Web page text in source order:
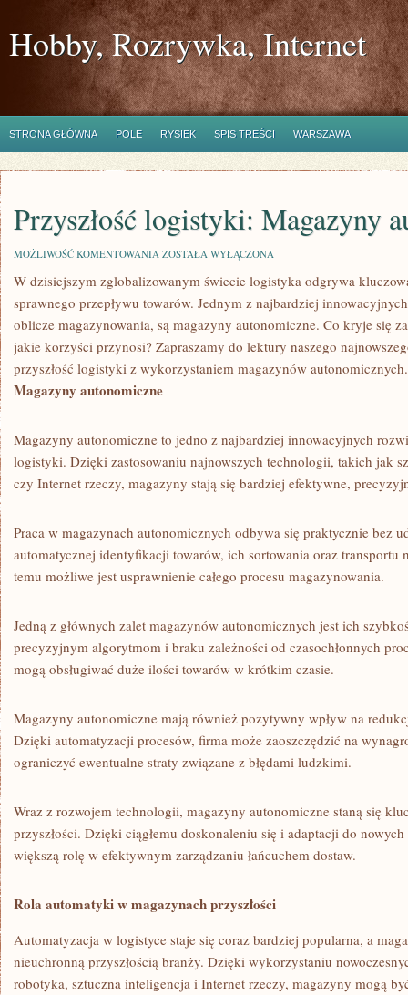
Hobby, Rozrywka, Internet
STRONA GŁÓWNA POLE RYSIEK SPIS TREŚCI WARSZAWA
Przyszłość logistyki: Magazyny
MOŻLIWOŚĆ KOMENTOWANIA PRZYSZŁOŚĆ
MAGAZYNY
AUTONOMICZNE
ZOSTAŁA WYŁĄCZONA
W dzisiejszym zglobalizowanym świecie logistyka odgrywa
sprawnego przepływu towarów. Jednym z najbardziej
oblicze magazynowania, są magazyny​ autonomiczne.‌ Co‍ kryje się
jakie korzyści przynosi? Zapraszamy‍ do‌ lektury naszego​
przyszłość logistyki z wykorzystaniem magazynów autonomicznych.
Magazyny autonomiczne
Magazyny autonomiczne to jedno ⁢z najbardziej innowacyjnych
logistyki. Dzięki zastosowaniu⁣ najnowszych technologii, takich jak
czy Internet rzeczy,⁢ magazyny stają się bardziej efektywne,
Praca w magazynach autonomicznych odbywa się praktycznie bez
automatycznej identyfikacji towarów, ich ‌sortowania oraz ⁢transportu
temu możliwe ‍jest usprawnienie‍ całego procesu magazynowania.
Jedną z głównych zalet magazynów‌ autonomicznych jest ich‌
precyzyjnym algorytmom i braku ‍zależności od czasochłonnych
mogą obsługiwać duże ilości ​towarów w krótkim czasie.
Magazyny autonomiczne mają również pozytywny wpływ na
Dzięki automatyzacji procesów, firma może ​zaoszczędzić na​
ograniczyć ewentualne straty ⁢związane z‍ błędami ludzkimi.
Wraz z‌ rozwojem technologii, magazyny autonomiczne staną się
przyszłości. Dzięki ciągłemu‍ doskonaleniu się i ⁤adaptacji do
większą rolę w​ efektywnym zarządzaniu łańcuchem‌ dostaw.
Rola⁢ automatyki w ⁢magazynach przyszłości
Automatyzacja w⁤ logistyce ⁢staje się⁢ coraz bardziej popularna, a‍
nieuchronną przyszłością branży. Dzięki ‌wykorzystaniu
robotyka, sztuczna inteligencja i Internet rzeczy, magazyny mogą